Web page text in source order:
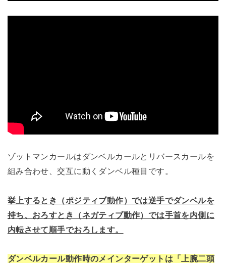
ゾットマンカールはダンベルカールとリバースカールを
組み合わせ、交互に動くダンベル種目です。
挙上するとき（ポジティブ動作）では逆手でダンベルを
持ち、おろすとき（ネガティブ動作）では手首を内側に
内転させて順手でおろします。
ダンベルカール動作時のメインターゲットは「上腕二頭